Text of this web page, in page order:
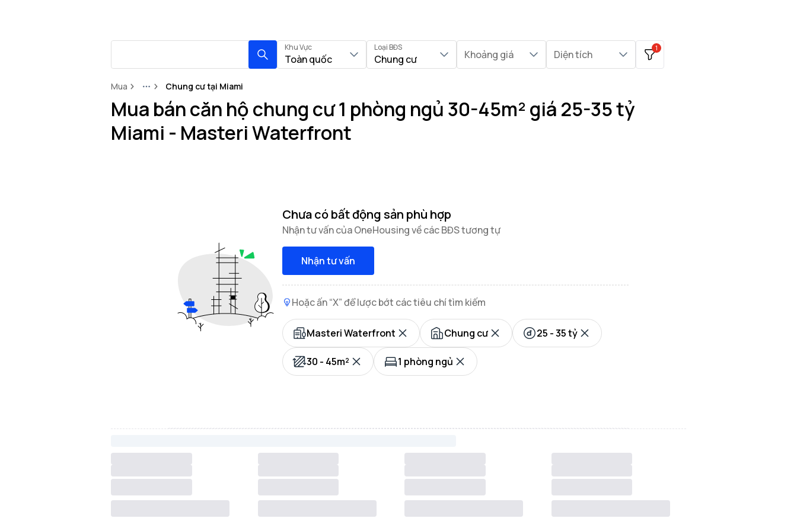
Khu Vực
Toàn quốc
Loại BĐS
Chung cư Khoảng giá Diện tích
1
Mua MoreChung cư tại Miami
Mua bán căn hộ chung cư 1 phòng ngủ 30-45m² giá 25-35 tỷ
Miami - Masteri Waterfront
Chưa có bất động sản phù hợp
Nhận tư vấn của OneHousing về các BĐS tương tự
Nhận tư vấn
Hoặc ấn “X” để lược bớt các tiêu chí tìm kiếm
Masteri Waterfront Chung cư 25 - 35 tỷ
30 - 45m² 1 phòng ngủ